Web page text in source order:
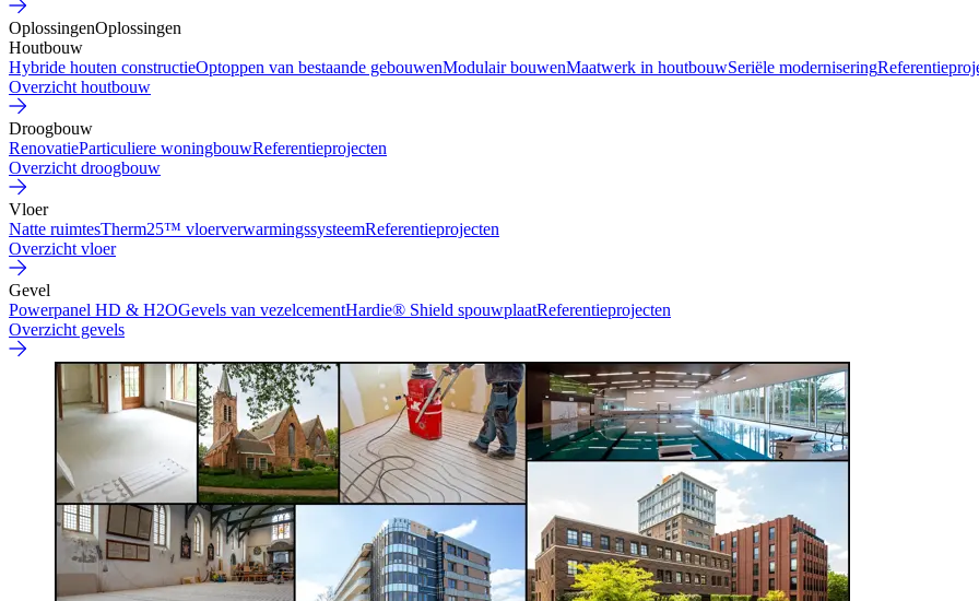
OplossingenOplossingen
Houtbouw
Hybride houten constructieOptoppen van bestaande gebouwenModulair bouwenMaatwerk in houtbouwSeriële modernisering
Overzicht houtbouw
Droogbouw
RenovatieParticuliere woningbouwReferentieprojecten
Overzicht droogbouw
Vloer
Natte ruimtesTherm25™ vloerverwarmingssysteemReferentieprojecten
Overzicht vloer
Gevel
Powerpanel HD & H2OGevels van vezelcementHardie® Shield spouwplaatReferentieprojecten
Overzicht gevels